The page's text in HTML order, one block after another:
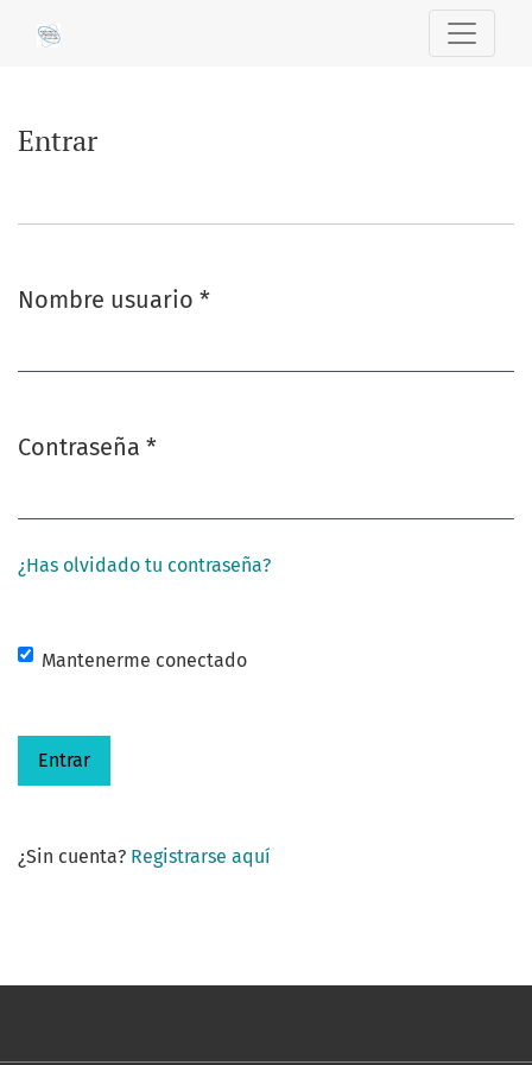
Entrar
Entrar
Nombre usuario *
Contraseña *
¿Has olvidado tu contraseña?
Mantenerme conectado
Entrar
¿Sin cuenta? Registrarse aquí